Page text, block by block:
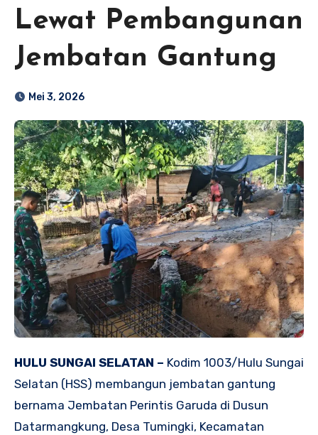
Lewat Pembangunan
Jembatan Gantung
Mei 3, 2026
HULU SUNGAI SELATAN – Kodim 1003/Hulu Sungai
Selatan (HSS) membangun jembatan gantung
bernama Jembatan Perintis Garuda di Dusun
Datarmangkung, Desa Tumingki, Kecamatan